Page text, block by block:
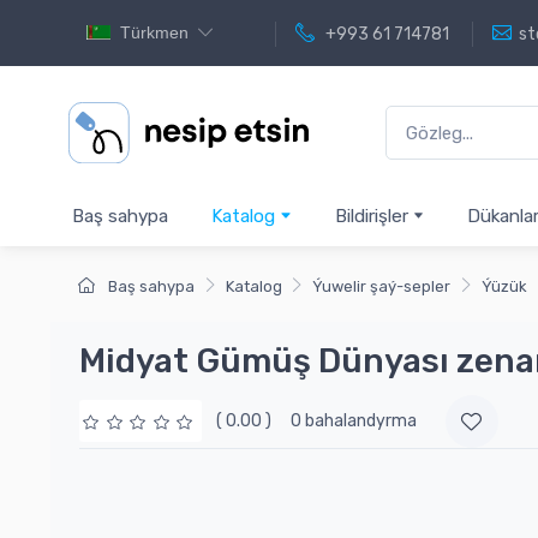
Türkmen +993 61 714781
Baş sahypa Katalog Bildirişler Dükanlar
Baş sahypa Katalog Ýuwelir şaý-sepler Ýüzük
Midyat Gümüş Dünyası
( 0.00 ) 0 bahalandyrma